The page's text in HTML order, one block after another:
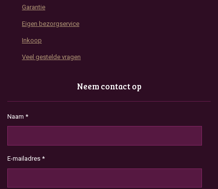
Garantie
Eigen bezorgservice
Inkoop
Veel gestelde vragen
Neem contact op
Naam *
E-mailadres *